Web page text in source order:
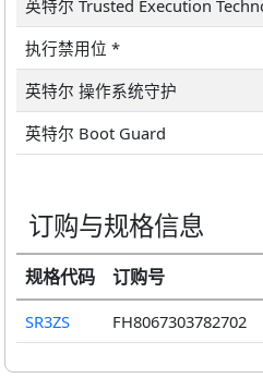
执行禁用位 *
英特尔 操作系统守护
英特尔 Boot Guard
订购与规格信息
规格代码 订购号
SR3ZS FH8067303782702